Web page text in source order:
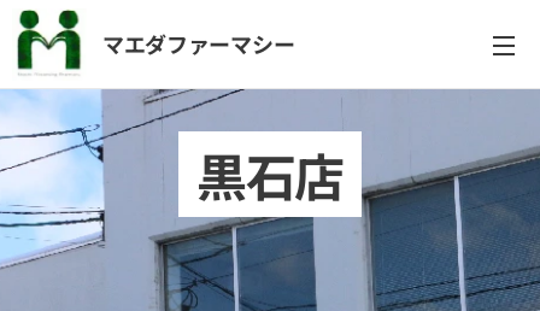
マエダファーマシー
黒石店